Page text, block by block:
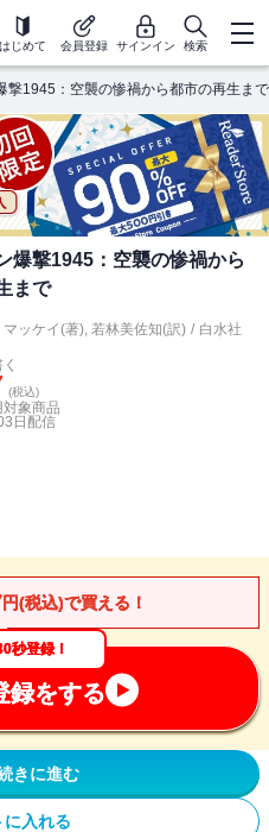
はじめて 会員登録 サインイン 検索
撃1945：空襲の惨禍から都市の再生まで
爆撃1945：空襲の惨禍から
まで
マッケイ(著), 若林美佐知(訳) / 白水社
(税込)
象商品
日 配信
円(税込)で買える！
秒登録！
録をする
きに進む
に入れる